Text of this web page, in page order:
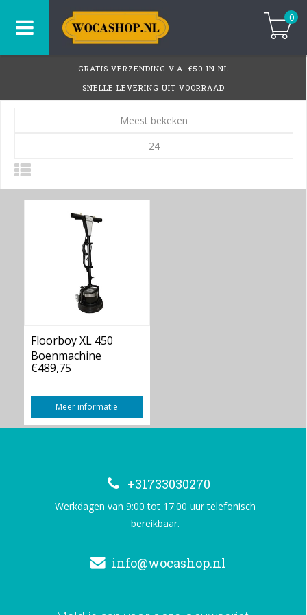
0
GRATIS VERZENDING V.A. €50 IN NL
SNELLE LEVERING UIT VOORRAAD
Meest bekeken
24
Floorboy XL 450
Boenmachine
€489,75
Meer informatie
+31733030270
Werkdagen van 9:00 tot 17:00 uur telefonisch
bereikbaar.
info@wocashop.nl